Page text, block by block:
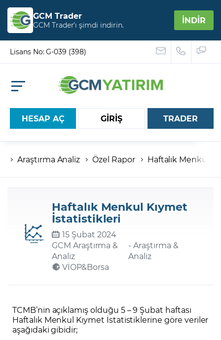
GCM Trader
GCM Trader’ı şimdi indirin. İNDİR
Lisans No: G-039 (398)
HESAP AÇ GİRİŞ
Hesap numaranız
Şifreniz
Şifremi Unuttum
TRADER
Araştırma Analiz Özel Rapor Haftalık Menkul
Haftalık Menkul Kıymet
İstatistikleri
15 Şubat 2024
GCM Araştırma &
Analiz
- Araştırma &
Analiz
VİOP&Borsa
TCMB’nin açıklamış olduğu 5 – 9 Şubat haftası
Haftalık Menkul Kıymet İstatistiklerine göre veriler
aşağıdaki gibidir;